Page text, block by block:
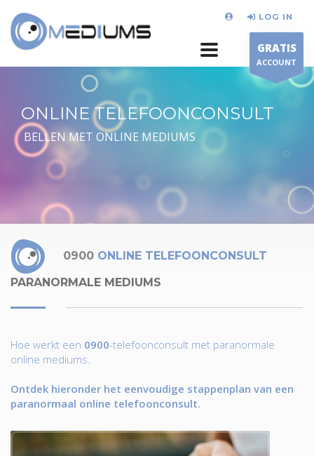
LOG IN
GRATIS
ACCOUNT
ONLINE TELEFOONCONSULT
BELLEN MET ONLINE MEDIUMS
0900 ONLINE TELEFOONCONSULT
PARANORMALE MEDIUMS
Hoe werkt een 0900-telefoonconsult met paranormale
online mediums.
Ontdek hieronder het eenvoudige stappenplan van een
paranormaal online telefoonconsult.